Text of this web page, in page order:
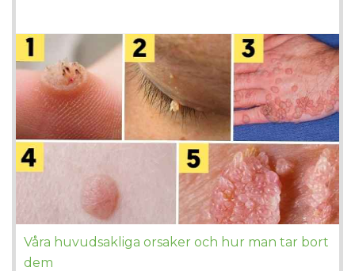
Våra huvudsakliga orsaker och hur man tar bort
dem